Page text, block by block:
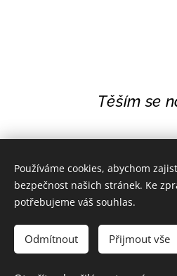
Těším se
Používáme cookies, abychom
bezpečnost našich stránek. Ke
potřebujeme váš souhlas.
Odmítnout Přijmout vše